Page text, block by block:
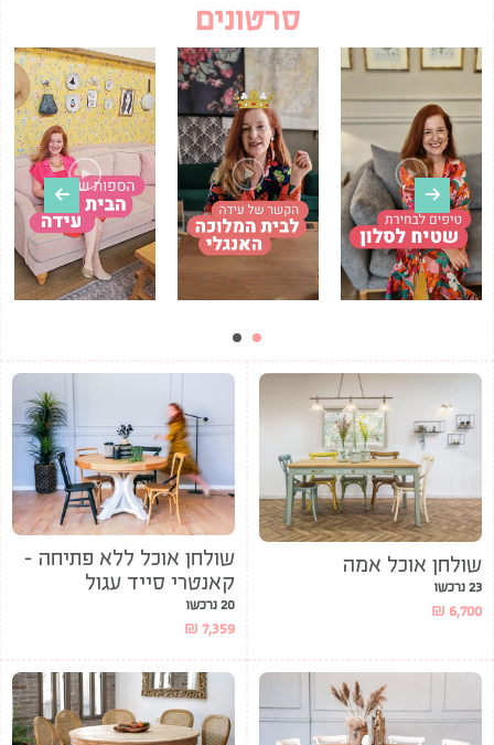
סרטונים
שולחן אוכל אמה
23 נרכשו
₪ 6,700
שולחן אוכל ללא פתיחה –
קאנטרי סייד עגול
20 נרכשו
₪ 7,359